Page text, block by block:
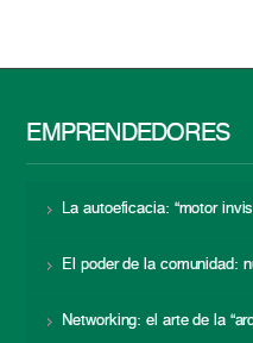
EMPRENDEDORES
La autoeficacia: “motor
El poder de la comunidad:
Networking: el arte de la